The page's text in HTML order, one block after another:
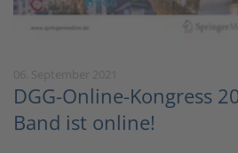
DGG-Online-Kongress
Band ist online!